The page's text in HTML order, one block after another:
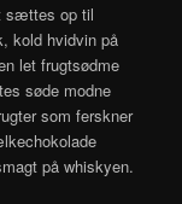
sættes op til
kold hvidvin på
let frugtsødme
søde modne
som ferskner
på whiskyen.